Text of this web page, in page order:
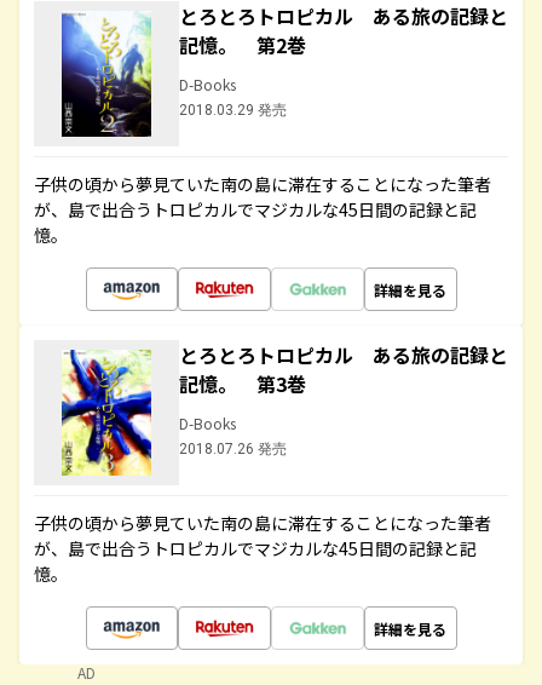
とろとろトロピカル ある旅の記録と
記憶。 第2巻
D-Books
2018.03.29 発売
子供の頃から夢見ていた南の島に滞在することになった筆者
が、島で出合うトロピカルでマジカルな45日間の記録と記
憶。
詳細を見る
とろとろトロピカル ある旅の記録と
記憶。 第3巻
D-Books
2018.07.26 発売
子供の頃から夢見ていた南の島に滞在することになった筆者
が、島で出合うトロピカルでマジカルな45日間の記録と記
憶。
詳細を見る
AD